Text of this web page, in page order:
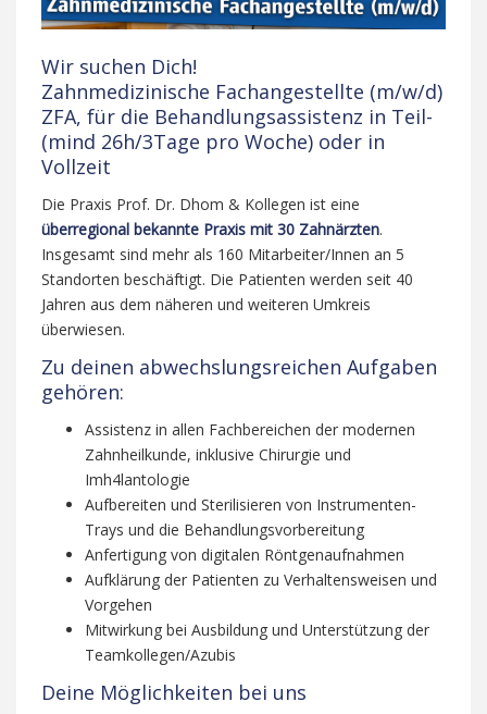
Wir suchen Dich!
Zahnmedizinische Fachangestellte (m/w/d)
ZFA, für die Behandlungsassistenz in Teil-
(mind 26h/3Tage pro Woche) oder in
Vollzeit
Die Praxis Prof. Dr. Dhom & Kollegen ist eine
überregional bekannte Praxis mit 30 Zahnärzten.
Insgesamt sind mehr als 160 Mitarbeiter/Innen an 5
Standorten beschäftigt. Die Patienten werden seit 40
Jahren aus dem näheren und weiteren Umkreis
überwiesen.
Zu deinen abwechslungsreichen Aufgaben
gehören:
Assistenz in allen Fachbereichen der modernen
Zahnheilkunde, inklusive Chirurgie und
Imh4lantologie
Aufbereiten und Sterilisieren von Instrumenten-
Trays und die Behandlungsvorbereitung
Anfertigung von digitalen Röntgenaufnahmen
Aufklärung der Patienten zu Verhaltensweisen und
Vorgehen
Mitwirkung bei Ausbildung und Unterstützung der
Teamkollegen/Azubis
Deine Möglichkeiten bei uns